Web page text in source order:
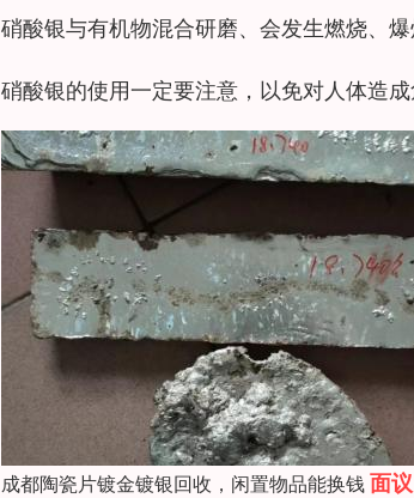
硝酸银与有机物混合研磨、会发生燃烧、
硝酸银的使用一定要注意，以免对人体造
成都陶瓷片镀金镀银回收，闲置物品能换钱面议